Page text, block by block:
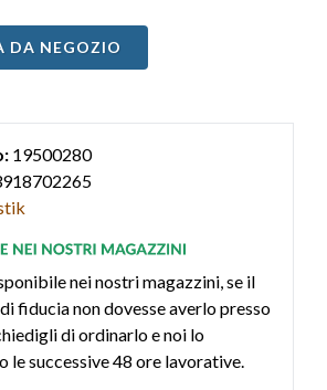
DA NEGOZIO
19500280
nei nostri magazzini, se il
fiducia non dovesse averlo presso
di ordinarlo e noi lo
le successive 48 ore lavorative.